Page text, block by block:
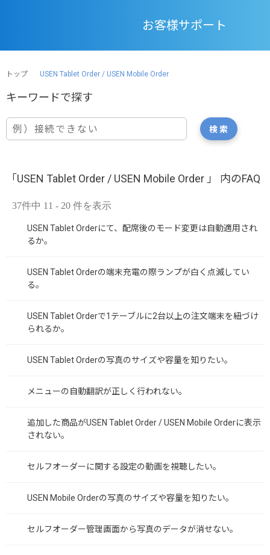
お客様サポート
トップ USEN Tablet Order / USEN Mobile Order
「USEN Tablet Order / USEN Mobile Order 」 内のFAQ
37件中 11 - 20 件を表示
USEN Tablet Orderにて、配席後のモード変更は自動適用され
るか。
USEN Tablet Orderの端末充電の際ランプが白く点滅してい
る。
USEN Tablet Orderで1テーブルに2台以上の注文端末を紐づけ
られるか。
USEN Tablet Orderの写真のサイズや容量を知りたい。
メニューの自動翻訳が正しく行われない。
追加した商品がUSEN Tablet Order / USEN Mobile Orderに表示
されない。
セルフオーダーに関する設定の動画を視聴したい。
USEN Mobile Orderの写真のサイズや容量を知りたい。
セルフオーダー管理画面から写真のデータが消せない。